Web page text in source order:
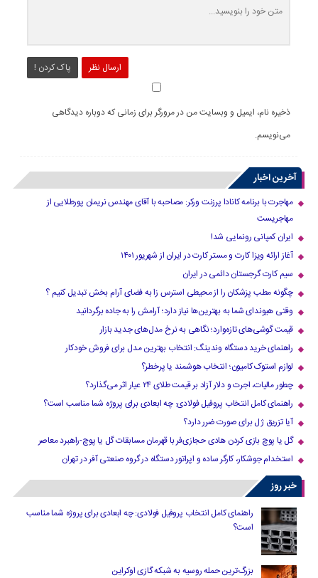
ارسال نظر پاک کردن !
ذخیره نام، ایمیل و وبسایت من در مرورگر برای زمانی که دوباره دیدگاهی
می‌نویسم.
آخرین اخبار
مهاجرت با برنامه کانادا پرزنت ورکر: مصاحبه با آقای مهندس نریمان پورطلایی از
مهاجریست
ایران کمپانی رونمایی شد!
آغاز ارائه ویزا کارت و مستر کارت در ایران از شهریور ۱۴۰۱
سیم کارت گرجستان دائمی در ایران
چگونه مطب پزشکان را از محیطی استرس زا به فضای آرام بخش تبدیل کنیم ؟
وقتی هیوندای شما به بهترین‌ها نیاز دارد؛ آرامش را به جاده برگردانید
قیمت گوشی‌های تازه‌وارد؛ نگاهی به نرخ مدل‌های جدید بازار
راهنمای خرید دستگاه وندینگ: انتخاب بهترین مدل برای فروش خودکار
لوازم استوک کامیون؛ انتخاب هوشمند یا پرخطر؟
چطور مالیات، اجرت و دلار آزاد بر قیمت طلای ۲۴ عیار اثر می‌گذارد؟
راهنمای کامل انتخاب پروفیل فولادی: چه ابعادی برای پروژه شما مناسب است؟
آیا تزریق ژل برای صورت ضرر دارد​؟
گل یا پوچ بازی کردن هادی حجازی‌فر با قهرمان مسابقات گل یا پوچ-راهبرد معاصر
استخدام جوشکار، کارگر ساده و اپراتور دستگاه در گروه صنعتی آفر در تهران
خبر روز
راهنمای کامل انتخاب پروفیل فولادی: چه ابعادی برای پروژه شما مناسب
است؟
بزرگ‌ترین حمله روسیه به شبکه گازی اوکراین